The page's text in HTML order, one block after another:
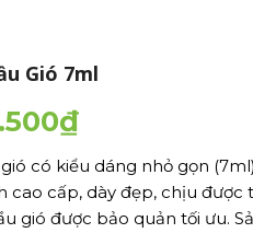
Gió 7ml
₫
có kiểu dáng nhỏ gọn
cao cấp, dày đẹp, chịu
gió được bảo quản tối ưu.